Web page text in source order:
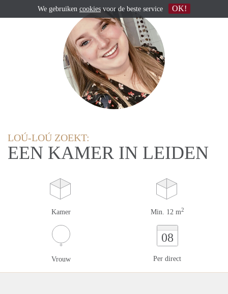
LOÚ-LOÚ ZOEKT:
EEN KAMER IN LEIDEN
Kamer Min. 12 m2
Vrouw
08
Per direct
We gebruiken cookies voor de beste service OK!